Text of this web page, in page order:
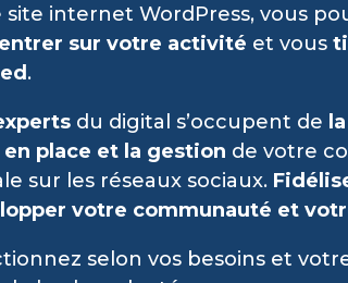
site internet WordPress, vous
sur votre activité et vous
.
du digital s’occupent de
place et la gestion de votre
sur les réseaux sociaux.
votre communauté et
selon vos besoins et